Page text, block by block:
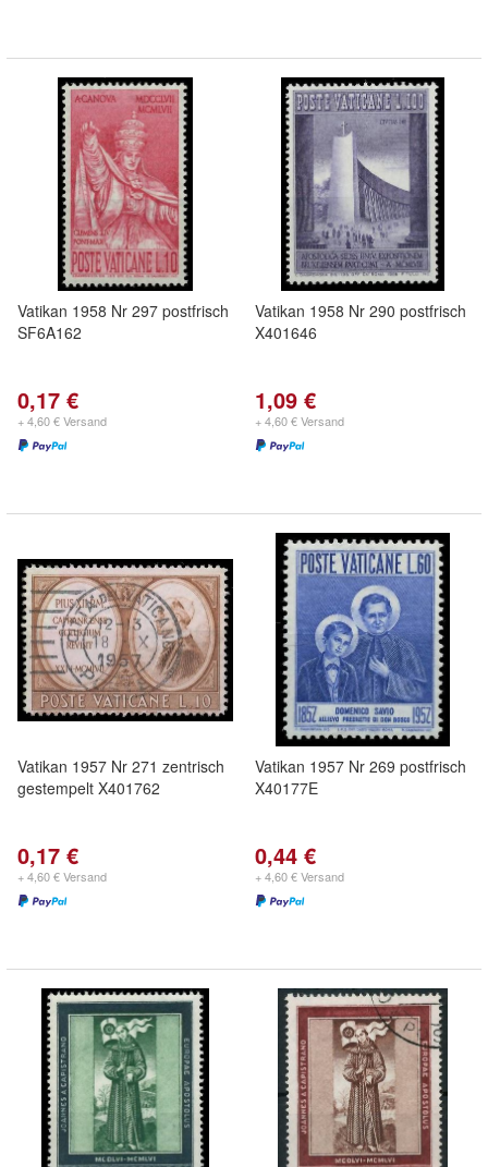
Vatikan 1958 Nr 297 postfrisch
SF6A162
0,17 €
+ 4,60 € Versand
Vatikan 1958 Nr 290 postfrisch
X401646
1,09 €
+ 4,60 € Versand
Vatikan 1957 Nr 271 zentrisch
gestempelt X401762
0,17 €
+ 4,60 € Versand
Vatikan 1957 Nr 269 postfrisch
X40177E
0,44 €
+ 4,60 € Versand